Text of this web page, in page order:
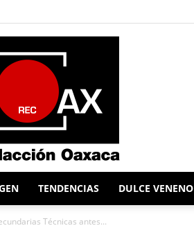
Redacción
TENDENCIAS DULCE VENENO
Técnicas antes...